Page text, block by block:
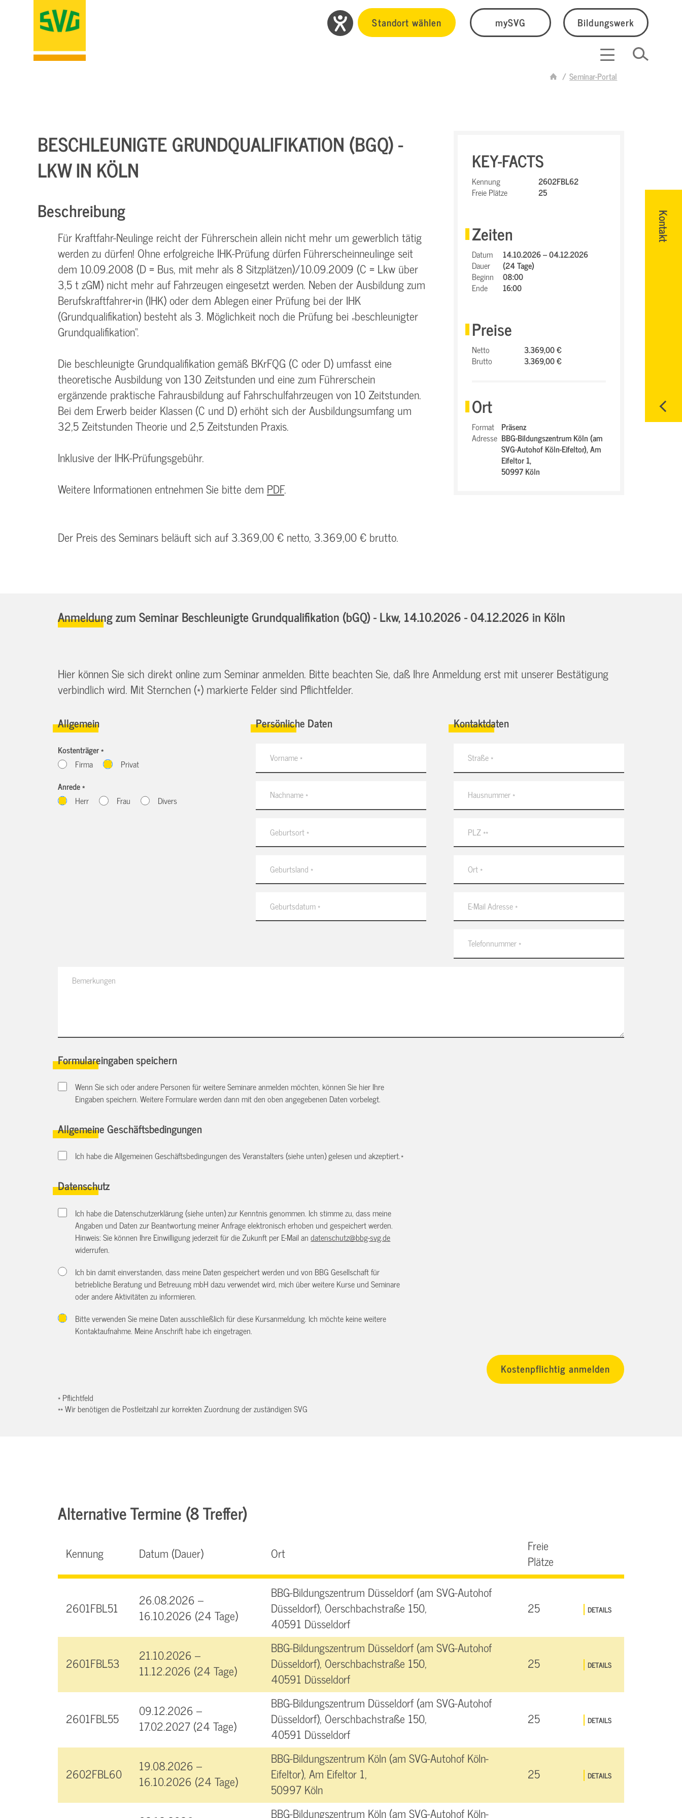
Standort wählen mySVG Bildungswerk
Seminar-Portal
Kontakt
BESCHLEUNIGTE GRUNDQUALIFIKATION (BGQ) -
LKW IN KÖLN
Beschreibung
Für Kraftfahr-Neulinge reicht der Führerschein allein nicht mehr um gewerblich tätig
werden zu dürfen! Ohne erfolgreiche IHK-Prüfung dürfen Führerscheinneulinge seit
dem 10.09.2008 (D = Bus, mit mehr als 8 Sitzplätzen)/10.09.2009 (C = Lkw über
3,5 t zGM) nicht mehr auf Fahrzeugen eingesetzt werden. Neben der Ausbildung zum
Berufskraftfahrer*in (IHK) oder dem Ablegen einer Prüfung bei der IHK
(Grundqualifikation) besteht als 3. Möglichkeit noch die Prüfung bei „beschleunigter
Grundqualifikation“.
Die beschleunigte Grundqualifikation gemäß BKrFQG (C oder D) umfasst eine
theoretische Ausbildung von 130 Zeitstunden und eine zum Führerschein
ergänzende praktische Fahrausbildung auf Fahrschulfahrzeugen von 10 Zeitstunden.
Bei dem Erwerb beider Klassen (C und D) erhöht sich der Ausbildungsumfang um
32,5 Zeitstunden Theorie und 2,5 Zeitstunden Praxis.
Inklusive der IHK-Prüfungsgebühr.
Weitere Informationen entnehmen Sie bitte dem PDF.
Der Preis des Seminars beläuft sich auf 3.369,00 € netto, 3.369,00 € brutto.
KEY-FACTS
Kennung
2602FBL62
Freie Plätze
25
Zeiten
Datum
14.10.2026 – 04.12.2026
Dauer
(24 Tage)
Beginn
08:00
Ende
16:00
Preise
Netto
3.369,00 €
Brutto
3.369,00 €
Ort
Format Präsenz
Adresse BBG-Bildungszentrum Köln (am
SVG-Autohof Köln-Eifeltor),Am
Eifeltor 1,
50997 Köln
Anmeldung zum Seminar Beschleunigte Grundqualifikation (bGQ) - Lkw, 14.10.2026 - 04.12.2026 in Köln
Hier können Sie sich direkt online zum Seminar anmelden. Bitte beachten Sie, daß Ihre Anmeldung erst mit unserer Bestätigung
verbindlich wird. Mit Sternchen (*) markierte Felder sind Pflichtfelder.
Allgemein
Kostenträger *
Firma
Privat
Anrede *
Herr
Frau Divers
Persönliche Daten Kontaktdaten
Formulareingaben speichern
Wenn Sie sich oder andere Personen für weitere Seminare anmelden möchten, können Sie hier Ihre
Eingaben speichern. Weitere Formulare werden dann mit den oben angegebenen Daten vorbelegt.
Allgemeine Geschäftsbedingungen
Ich habe die Allgemeinen Geschäftsbedingungen des Veranstalters (siehe unten) gelesen und akzeptiert.*
Datenschutz
Ich habe die Datenschutzerklärung (siehe unten) zur Kenntnis genommen. Ich stimme zu, dass meine
Angaben und Daten zur Beantwortung meiner Anfrage elektronisch erhoben und gespeichert werden.
Hinweis: Sie können Ihre Einwilligung jederzeit für die Zukunft per E-Mail andatenschutz@bbg-svg.de
widerrufen.
Ich bin damit einverstanden, dass meine Daten gespeichert werden und von BBG Gesellschaft für
betriebliche Beratung und Betreuung mbH dazu verwendet wird, mich über weitere Kurse und Seminare
oder andere Aktivitäten zu informieren.
Bitte verwenden Sie meine Daten ausschließlich für diese Kursanmeldung. Ich möchte keine weitere
Kontaktaufnahme. Meine Anschrift habe ich eingetragen.
* Pflichtfeld
** Wir benötigen die Postleitzahl zur korrekten Zuordnung der zuständigen SVG
Alternative Termine (8 Treffer)
Kennung Datum (Dauer) Ort
Freie
Plätze
2601FBL51
26.08.2026 –
16.10.2026 (24 Tage)
BBG-Bildungszentrum Düsseldorf (am SVG-Autohof
Düsseldorf), Oerschbachstraße 150,
40591 Düsseldorf
25 DETAILS
2601FBL53
21.10.2026 –
11.12.2026 (24 Tage)
BBG-Bildungszentrum Düsseldorf (am SVG-Autohof
Düsseldorf), Oerschbachstraße 150,
40591 Düsseldorf
25 DETAILS
2601FBL55
09.12.2026 –
17.02.2027 (24 Tage)
BBG-Bildungszentrum Düsseldorf (am SVG-Autohof
Düsseldorf), Oerschbachstraße 150,
40591 Düsseldorf
25 DETAILS
2602FBL60
19.08.2026 –
16.10.2026 (24 Tage)
BBG-Bildungszentrum Köln (am SVG-Autohof Köln-
Eifeltor), Am Eifeltor 1,
50997 Köln
25 DETAILS
BBG-Bildungszentrum Köln (am SVG-Autohof Köln-